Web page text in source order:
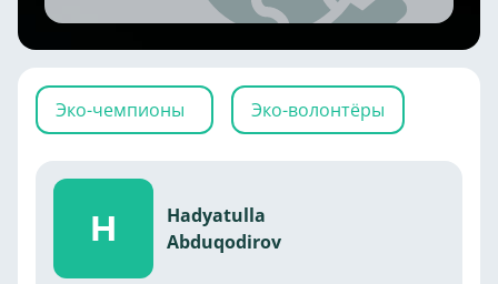
Эко-чемпионы Эко-волонтёры
H
Hadyatulla
Abduqodirov